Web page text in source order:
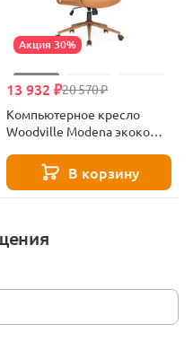
Акция 30%
20 570 ₽
13 932 ₽
Компьютерное кресло
Woodville Modena экокожа
В корзину